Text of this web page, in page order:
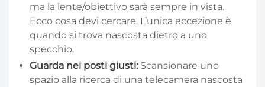
ma la lente/obiettivo sarà sempre in vista.
Ecco cosa devi cercare. L’unica eccezione è
quando si trova nascosta dietro a uno
specchio.
Guarda nei posti giusti: Scansionare uno
spazio alla ricerca di una telecamera nascosta